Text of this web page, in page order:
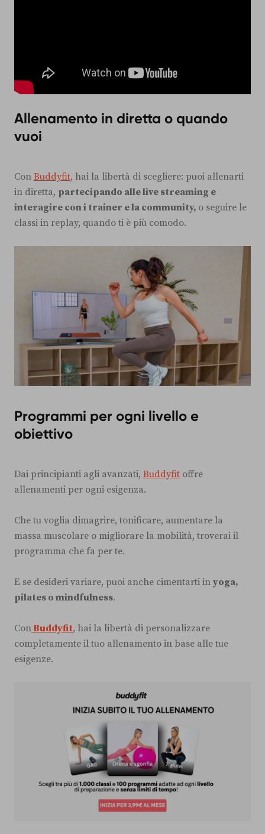
Allenamento in diretta o quando
vuoi
Con Buddyfit, hai la libertà di scegliere: puoi allenarti
in diretta, partecipando alle live streaming e
interagire con i trainer e la community, o seguire le
classi in replay, quando ti è più comodo.
Programmi per ogni livello e
obiettivo
Dai principianti agli avanzati, Buddyfit offre
allenamenti per ogni esigenza.
Che tu voglia dimagrire, tonificare, aumentare la
massa muscolare o migliorare la mobilità, troverai il
programma che fa per te.
E se desideri variare, puoi anche cimentarti in yoga,
pilates o mindfulness.
ConBuddyfit, hai la libertà di personalizzare
completamente il tuo allenamento in base alle tue
esigenze.